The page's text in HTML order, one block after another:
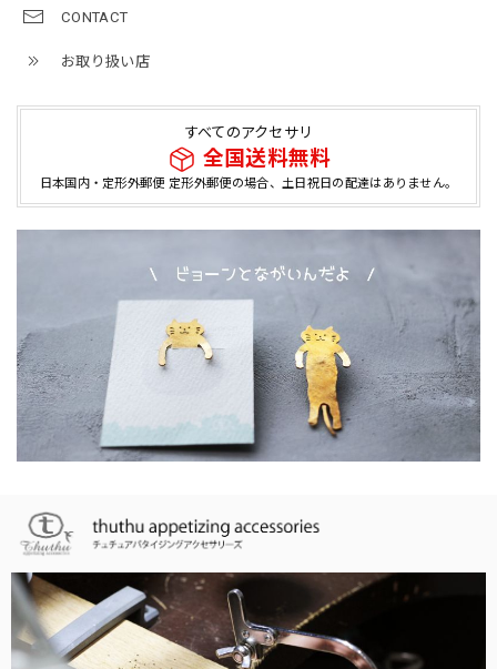
CONTACT
お取り扱い店
すべてのアクセサリ
全国送料無料
日本国内・定形外郵便 定形外郵便の場合、土日祝日の配達はありません。